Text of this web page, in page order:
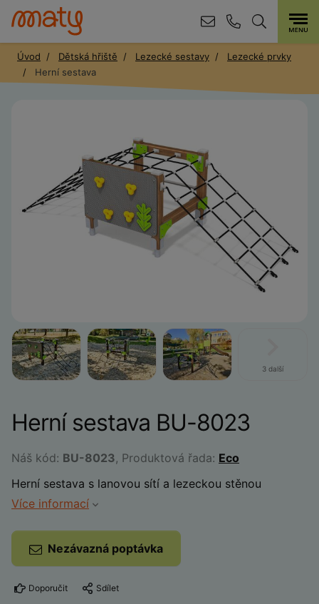
Úvod Dětská hřiště Lezecké sestavy
Lezecké prvky
Herní sestava
3 další
Herní sestava BU-8023
Náš kód: BU-8023, Produktová řada: Eco
Herní sestava s lanovou sítí a lezeckou stěnou
Více informací
Nezávazná poptávka
Doporučit Sdílet